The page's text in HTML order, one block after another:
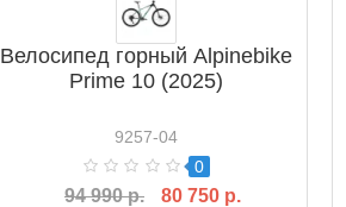
Велосипед горный Alpinebike
Prime 10 (2025)
9257-04
0
94 990 р. 80 750 р.